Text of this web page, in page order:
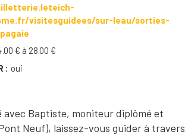
visitesguidees/sur-leau/sorties-
€ à 28.00 €
oui
avec Baptiste, moniteur diplômé et
Neuf), laissez-vous guider à travers